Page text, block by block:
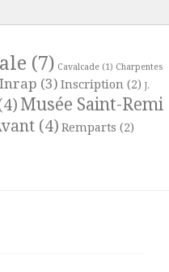
(7) Cavalcade(1) Charpentes
Inrap (3) Inscription(2) J.
Musée Saint-Remi
(4) Remparts (2)